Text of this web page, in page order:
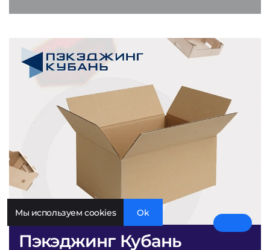
Пэкэджинг Кубань
Мы используем cookies Ok